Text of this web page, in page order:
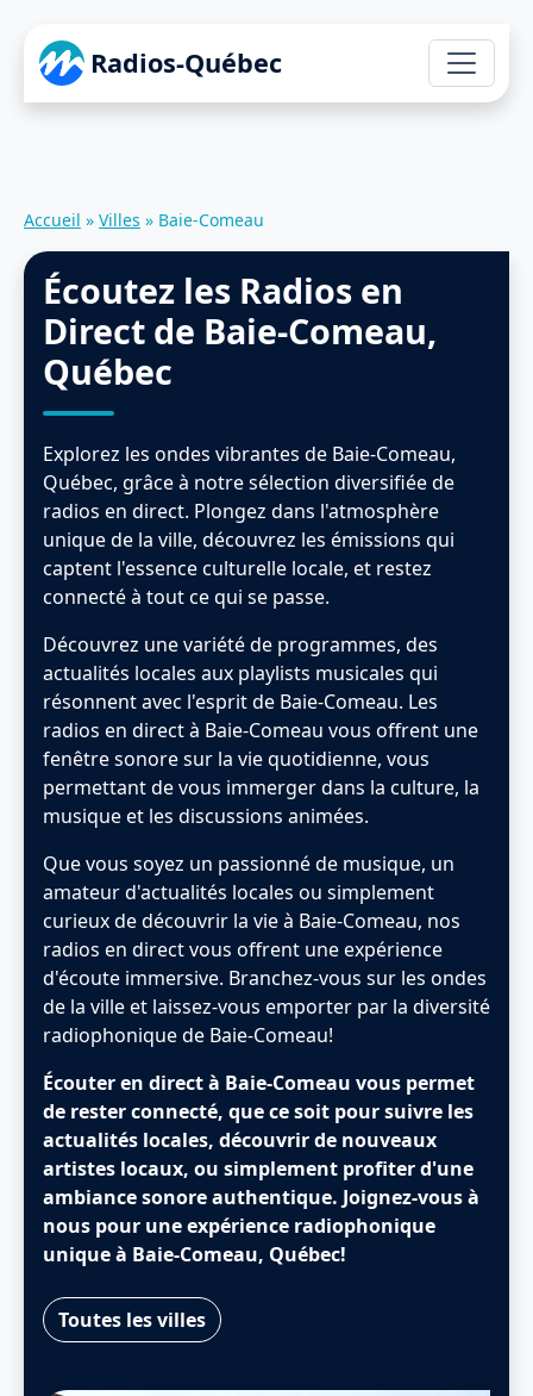
Radios-Québec
Accueil » Villes » Baie-Comeau
Écoutez les Radios en
Direct de Baie-Comeau,
Québec
Explorez les ondes vibrantes de Baie-Comeau,
Québec, grâce à notre sélection diversifiée de
radios en direct. Plongez dans l'atmosphère
unique de la ville, découvrez les émissions qui
captent l'essence culturelle locale, et restez
connecté à tout ce qui se passe.
Découvrez une variété de programmes, des
actualités locales aux playlists musicales qui
résonnent avec l'esprit de Baie-Comeau. Les
radios en direct à Baie-Comeau vous offrent une
fenêtre sonore sur la vie quotidienne, vous
permettant de vous immerger dans la culture, la
musique et les discussions animées.
Que vous soyez un passionné de musique, un
amateur d'actualités locales ou simplement
curieux de découvrir la vie à Baie-Comeau, nos
radios en direct vous offrent une expérience
d'écoute immersive. Branchez-vous sur les ondes
de la ville et laissez-vous emporter par la diversité
radiophonique de Baie-Comeau!
Écouter en direct à Baie-Comeau vous permet
de rester connecté, que ce soit pour suivre les
actualités locales, découvrir de nouveaux
artistes locaux, ou simplement profiter d'une
ambiance sonore authentique. Joignez-vous à
nous pour une expérience radiophonique
unique à Baie-Comeau, Québec!
Toutes les villes